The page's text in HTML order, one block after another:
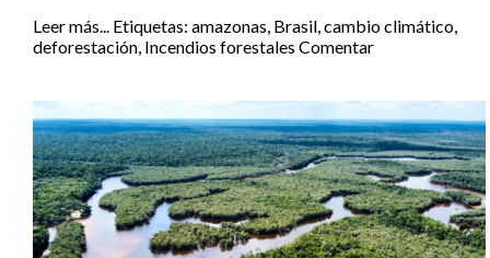
Leer más... Etiquetas: amazonas, Brasil,cambio climático,
deforestación, Incendios forestales Comentar